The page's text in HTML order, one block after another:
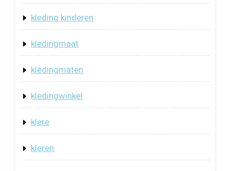
kleding kinderen
kledingmaat
kledingmaten
kledingwinkel
klere
kleren